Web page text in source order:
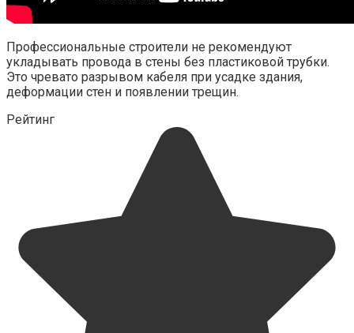
Профессиональные строители не рекомендуют
укладывать провода в стены без пластиковой трубки.
Это чревато разрывом кабеля при усадке здания,
деформации стен и появлении трещин.
Рейтинг